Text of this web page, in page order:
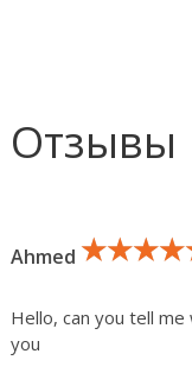
Отзывы
Ahmed
Hello, can you tell
you